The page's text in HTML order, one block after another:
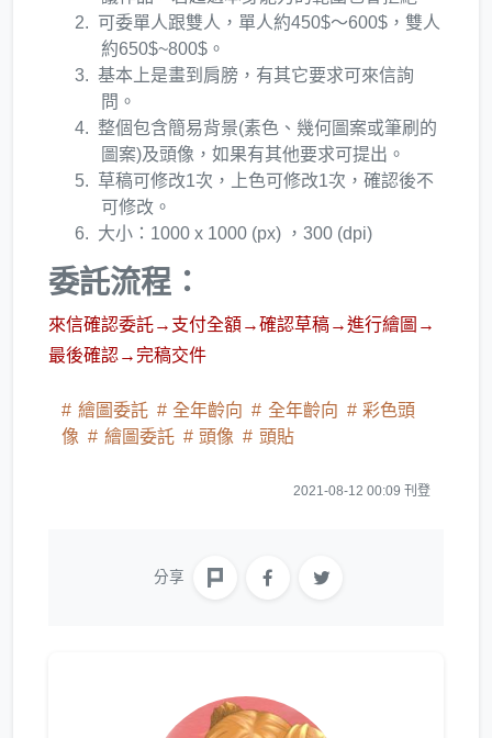
可委單人跟雙人，單人約450$～600$，雙人
約650$~800$。
基本上是畫到肩膀，有其它要求可來信詢
問。
整個包含簡易背景(素色、幾何圖案或筆刷的
圖案)及頭像，如果有其他要求可提出。
草稿可修改1次，上色可修改1次，確認後不
可修改。
大小：1000 x 1000 (px) ，300 (dpi)
委託流程：
來信確認委託→支付全額→確認草稿→進行繪圖→
最後確認→完稿交件
繪圖委託 全年齡向 全年齡向
彩色頭
像
繪圖委託 頭像 頭貼
2021-08-12 00:09 刊登
分享